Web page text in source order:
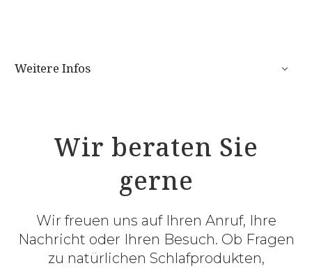
Weitere Infos
Wir beraten Sie
gerne
Wir freuen uns auf Ihren Anruf, Ihre
Nachricht oder Ihren Besuch. Ob Fragen
zu natürlichen Schlafprodukten,